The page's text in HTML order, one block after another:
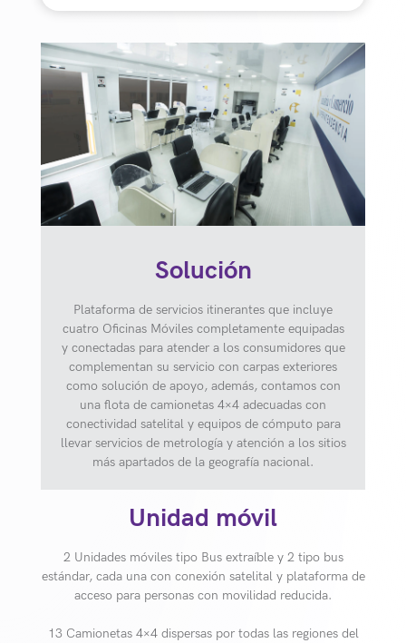
Solución
Plataforma de servicios itinerantes que incluye
cuatro Oficinas Móviles completamente equipadas
y conectadas para atender a los consumidores que
complementan su servicio con carpas exteriores
como solución de apoyo, además, contamos con
una flota de camionetas 4×4 adecuadas con
conectividad satelital y equipos de cómputo para
llevar servicios de metrología y atención a los sitios
más apartados de la geografía nacional.
Unidad móvil
2 Unidades móviles tipo Bus extraíble y 2 tipo bus
estándar, cada una con conexión satelital y plataforma de
acceso para personas con movilidad reducida.
13 Camionetas 4×4 dispersas por todas las regiones del